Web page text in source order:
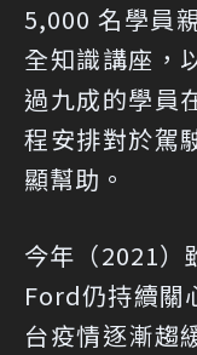
5,000 名學員
全知識講座，
過九成的學員
程安排對於駕
顯幫助。
今年（2021）
Ford仍持續關
台疫情逐漸趨